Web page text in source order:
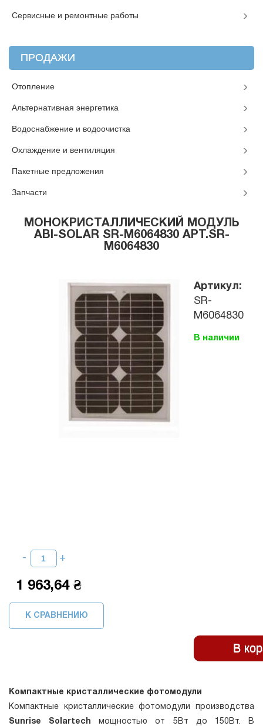
МОНОКРИСТАЛЛИЧЕСКИЙ МОДУЛЬ
ABI-SOLAR SR-М6064830 АРТ.SR-
М6064830
Артикул:
SR-
М6064830
1 963,64 ₴
К СРАВНЕНИЮ
В наличии
Компактные кристаллические фотомодули
Компактные кристаллические фотомодули производства
Sunrise Solartech мощностью от 5Вт до 150Вт. В
Сервисные и ремонтные работы
ПРОДАЖИ
Отопление
Альтернативная энергетика
Водоснабжение и водоочистка
Охлаждение и вентиляция
Пакетные предложения
Запчасти